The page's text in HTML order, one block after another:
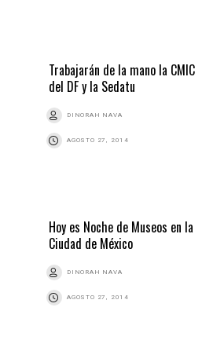
Trabajarán de la mano la CMIC
del DF y la Sedatu
DINORAH NAVA
AGOSTO 27, 2014
Hoy es Noche de Museos en la
Ciudad de México
DINORAH NAVA
AGOSTO 27, 2014